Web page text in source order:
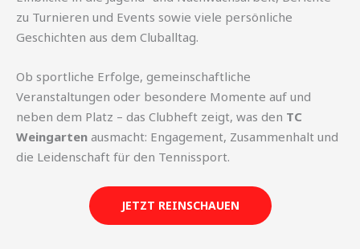
zu Turnieren und Events sowie viele persönliche
Geschichten aus dem Cluballtag.
Ob sportliche Erfolge, gemeinschaftliche
Veranstaltungen oder besondere Momente auf und
neben dem Platz – das Clubheft zeigt, was den TC
Weingarten ausmacht: Engagement, Zusammenhalt und
die Leidenschaft für den Tennissport.
JETZT REINSCHAUEN